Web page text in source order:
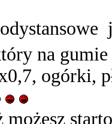
na
ogórki,
możesz